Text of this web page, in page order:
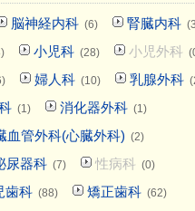
脳神経内科 (6) 腎臓内科
小児科 (28) 小児外科
婦人科 (10) 乳腺外科
(1) 消化器外科 (1)
血管外科(心臓外科) (2)
尿器科 (7) 性病科 (0)
歯科 (88) 矯正歯科 (62)